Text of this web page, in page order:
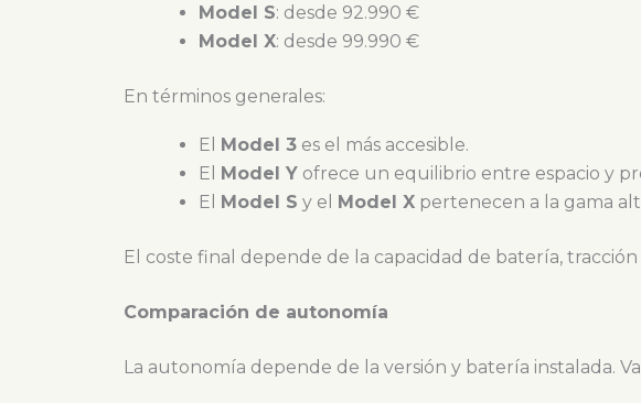
Model S: desde 92.990 €
Model X: desde 99.990 €
En términos generales:
El Model 3 es el más accesible.
El Model Y ofrece un equilibrio entre espacio y
El Model S y el Model X pertenecen a la gama
El coste final depende de la capacidad de batería, tracción
Comparación de autonomía
La autonomía depende de la versión y batería instalada.